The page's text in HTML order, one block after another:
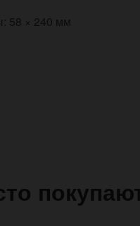
58 × 240 мм